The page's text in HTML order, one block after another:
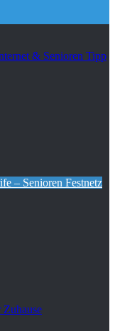
& Senioren Tipp
– Senioren Festnetz
Zuhause